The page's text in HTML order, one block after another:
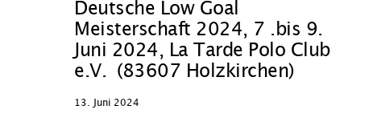
Deutsche Low Goal
Meisterschaft 2024, 7 .bis 9.
Juni 2024, La Tarde Polo Club
e.V. (83607 Holzkirchen)
13. Juni 2024